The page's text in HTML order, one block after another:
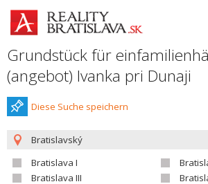
Grundstück für
(angebot) Ivanka pri Dunaji
Diese Suche speichern
Bratislavský
Bratislava I
Bratislava III